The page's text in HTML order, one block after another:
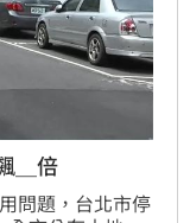
＿倍
問題，台北市停